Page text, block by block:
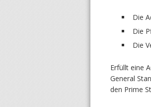
Die
Die
Die
Erfüllt eine
General
den Prime